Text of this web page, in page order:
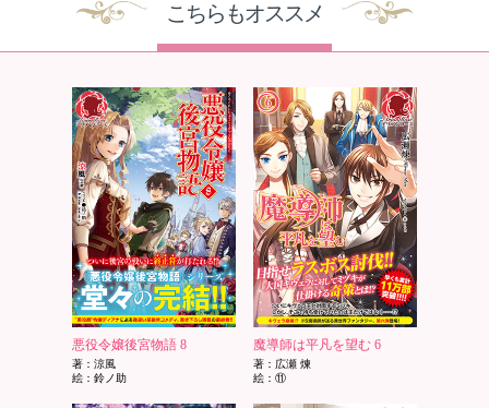
こちらもオススメ
悪役令嬢後宮物語 8
著：涼風
絵：鈴ノ助
魔導師は平凡を望む 6
著：広瀬 煉
絵：⑪